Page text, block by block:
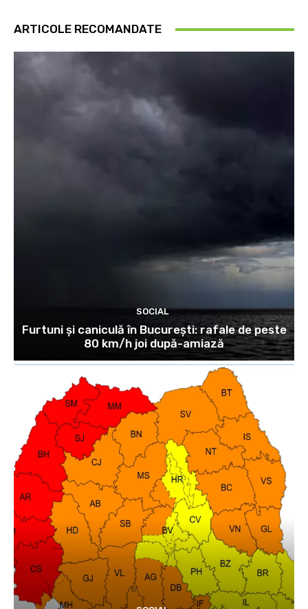
ARTICOLE RECOMANDATE
SOCIAL
Furtuni și caniculă în București: rafale de peste
80 km/h joi după-amiază